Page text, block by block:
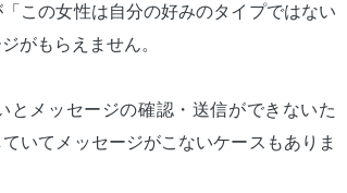
この女性は自分の好みのタイプではない
がもらえません。
とメッセージの確認・送信ができないた
いてメッセージがこないケースもありま